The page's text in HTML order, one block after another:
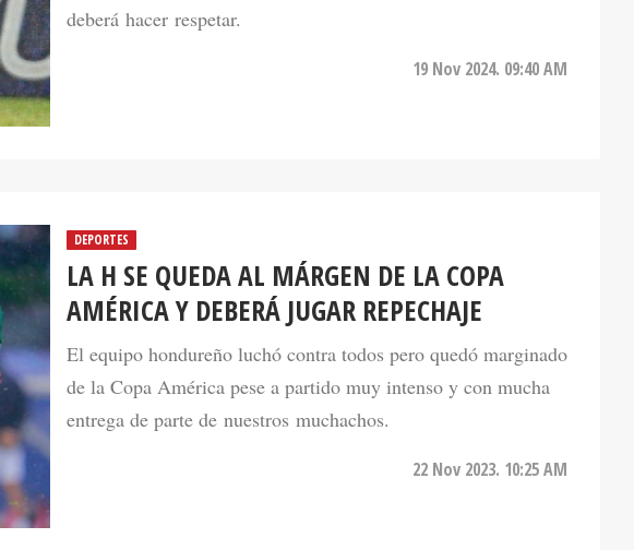
deberá hacer respetar.
19 Nov 2024. 09:40 AM
DEPORTES
LA H SE QUEDA AL MÁRGEN DE LA COPA
AMÉRICA Y DEBERÁ JUGAR REPECHAJE
El equipo hondureño luchó contra todos pero quedó marginado
de la Copa América pese a partido muy intenso y con mucha
entrega de parte de nuestros muchachos.
22 Nov 2023. 10:25 AM